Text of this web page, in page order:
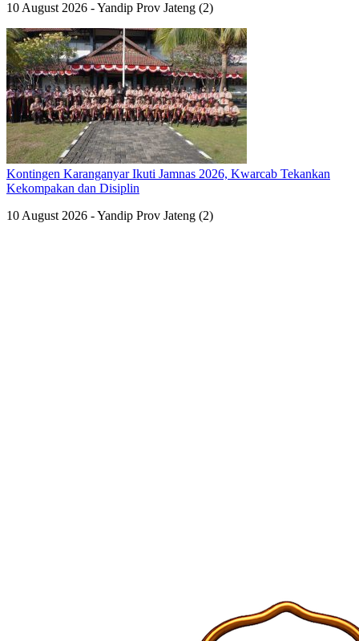
10 August 2026 - Yandip Prov Jateng (2)
Kontingen Karanganyar Ikuti Jamnas 2026, Kwarcab Tekankan
Kekompakan dan Disiplin
10 August 2026 - Yandip Prov Jateng (2)